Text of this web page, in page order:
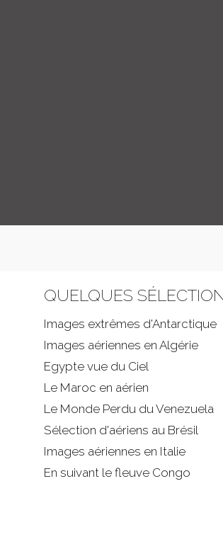
QUELQUES
Images extrêmes d'Antarctique
Images aériennes en Algérie
Egypte vue du Ciel
Le Maroc en aérien
Le Monde Perdu du Venezuela
Sélection d'aériens au Brésil
Images aériennes en Italie
En suivant le fleuve Congo